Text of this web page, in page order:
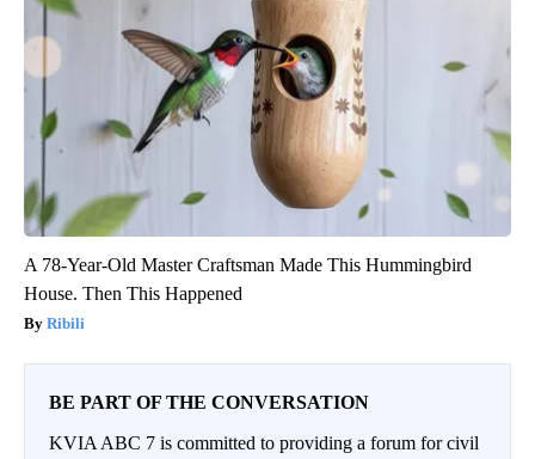
A 78-Year-Old Master Craftsman Made This Hummingbird
House. Then This Happened
Ribili
BE PART OF THE CONVERSATION
KVIA ABC 7 is committed to providing a forum for civil